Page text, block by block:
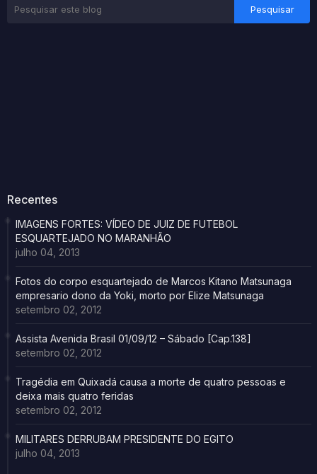
Recentes
IMAGENS FORTES: VÍDEO DE JUIZ DE FUTEBOL
ESQUARTEJADO NO MARANHÃO
julho 04, 2013
Fotos do corpo esquartejado de Marcos Kitano Matsunaga
empresario dono da Yoki, morto por Elize Matsunaga
setembro 02, 2012
Assista Avenida Brasil 01/09/12 – Sábado [Cap.138]
setembro 02, 2012
Tragédia em Quixadá causa a morte de quatro pessoas e
deixa mais quatro feridas
setembro 02, 2012
MILITARES DERRUBAM PRESIDENTE DO EGITO
julho 04, 2013